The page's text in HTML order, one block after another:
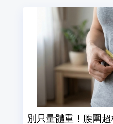
別只量體重！腰圍